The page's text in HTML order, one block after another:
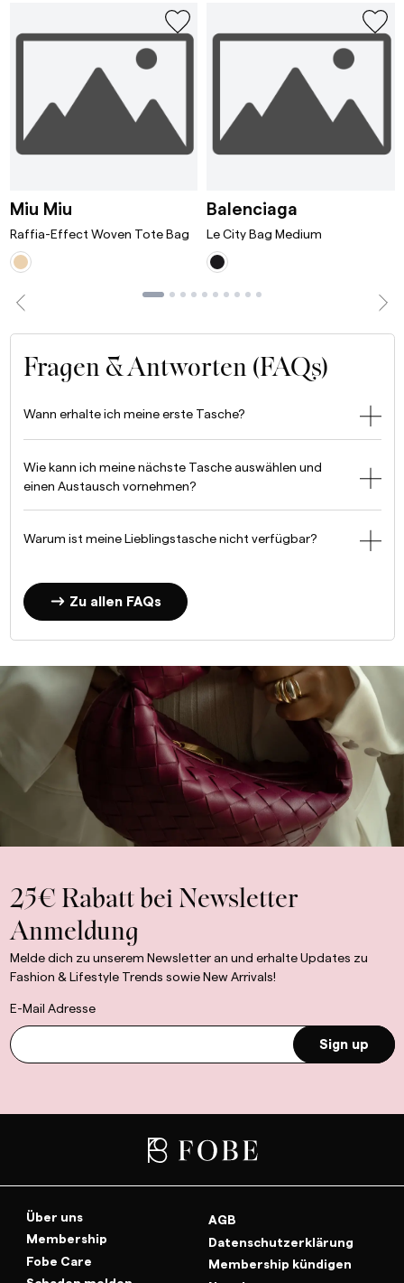
Bordeaux
Miu MiuRaffia-Effect Woven Tote Bag White/
Raffia-Effect Woven Tote Bag
Balenciaga
Le City Bag Medium
Fragen & Antworten (FAQs)
Wann erhalte ich meine erste Tasche?
Wie kann ich meine nächste Tasche auswählen und
einen Austausch vornehmen?
Warum ist meine Lieblingstasche nicht verfügbar?
Zu allen FAQs
25€ Rabatt bei Newsletter
Anmeldung
Melde dich zu unserem Newsletter an und erhalte Updates zu
Fashion & Lifestyle Trends sowie New Arrivals!
E-Mail Adresse
Sign up
Über uns
Membership
Fobe Care
AGB
Datenschutzerklärung
Membership kündigen